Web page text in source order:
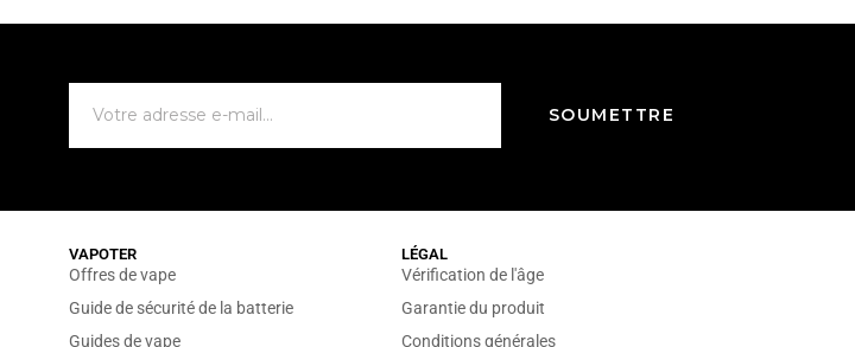
VAPOTER
Offres de vape
Guide de sécurité de la batterie
Guides de vape
LÉGAL
Vérification de l'âge
Garantie du produit
Conditions générales